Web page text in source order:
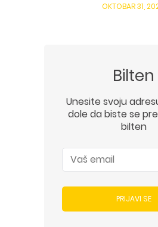
OKTOBAR 31,
Bilten
Unesite svoju
dole da biste se
bilten
PRIJAVI SE